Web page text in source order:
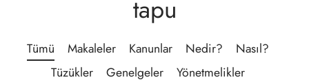
tapu
Tümü Makaleler Kanunlar Nedir?
Nasıl?
Tüzükler
Genelgeler
Yönetmelikler